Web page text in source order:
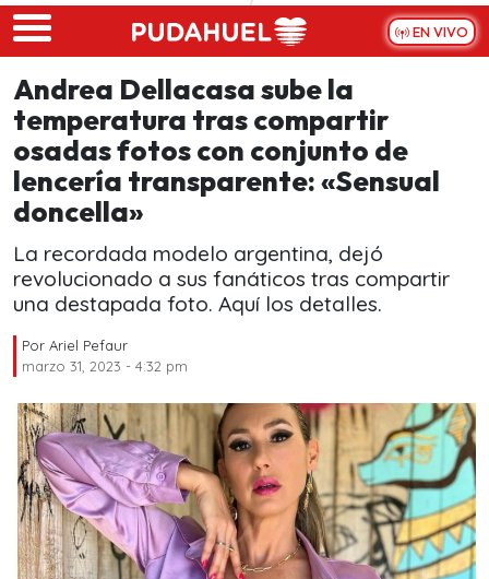
Skip to main content
EN VIVO
Andrea Dellacasa sube la
temperatura tras compartir
osadas fotos con conjunto de
lencería transparente: «Sensual
doncella»
La recordada modelo argentina, dejó
revolucionado a sus fanáticos tras compartir
una destapada foto. Aquí los detalles.
Por Ariel Pefaur
marzo 31, 2023 - 4:32 pm